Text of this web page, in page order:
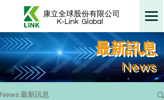
康立全球股份有限公司
K-Link Global
最新訊息
News
News 最新訊息